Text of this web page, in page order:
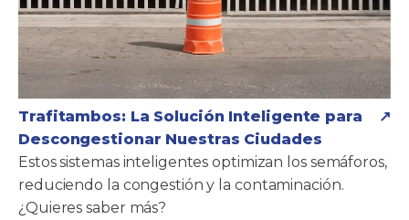
Trafitambos: La Solución Inteligente para
Descongestionar Nuestras Ciudades
Estos sistemas inteligentes optimizan los semáforos,
reduciendo la congestión y la contaminación.
¿Quieres saber más?